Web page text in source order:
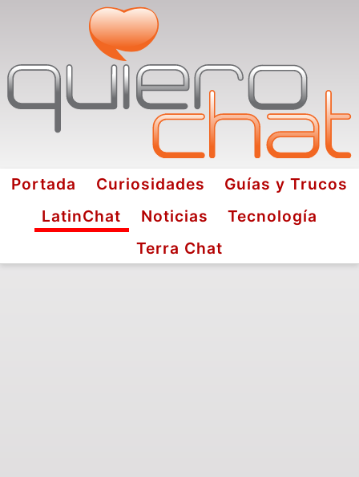
Portada Curiosidades
Guías y Trucos
LatinChat
Noticias
Tecnología
Terra Chat